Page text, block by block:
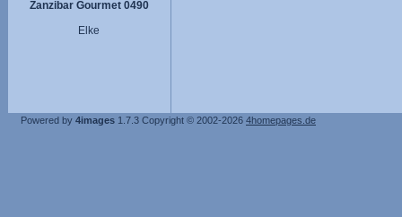
Zanzibar Gourmet 0490
Elke
Powered by 4images 1.7.3 Copyright © 2002-2026 4homepages.de